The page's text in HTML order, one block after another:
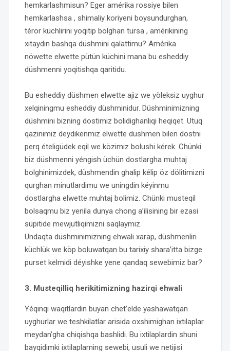
hemkarlashmisun? Eger amérika rossiye bilen
hemkarlashsa , shimaliy koriyeni boysundurghan,
téror küchlirini yoqitip bolghan tursa , amérikining
xitaydin bashqa düshmini qalattimu? Amérika
nöwette elwette pütün küchini mana bu esheddiy
düshmenni yoqitishqa qaritidu.
Bu esheddiy düshmen elwette ajiz we yöleksiz uyghur
xelqiningmu esheddiy düshminidur. Düshminimizning
düshmini bizning dostimiz bolidighanliqi heqiqet. Utuq
qazinimiz deydikenmiz elwette düshmen bilen dostni
perq ételigüdek eqil we közimiz bolushi kérek. Chünki
biz düshmenni yéngish üchün dostlargha muhtaj
bolghinimizdek, düshmendin ghalip kélip öz dölitimizni
qurghan minutlardimu we uningdin kéyinmu
dostlargha elwette muhtaj bolimiz. Chünki musteqil
bolsaqmu biz yenila dunya chong a’ilisining bir ezasi
süpitide mewjutliqimizni saqlaymiz.
Undaqta düshminimizning ehwali xarap, düshmenliri
küchlük we köp boluwatqan bu tarixiy shara’itta bizge
purset kelmidi déyishke yene qandaq sewebimiz bar?
3. Musteqilliq herikitimizning hazirqi ehwali
Yéqinqi waqitlardin buyan chet’elde yashawatqan
uyghurlar we teshkilatlar arisida oxshimighan ixtilaplar
meydan’gha chiqishqa bashlidi. Bu ixtilaplardin shuni
bayqidimki ixtilaplarning sewebi, usuli we netijisi